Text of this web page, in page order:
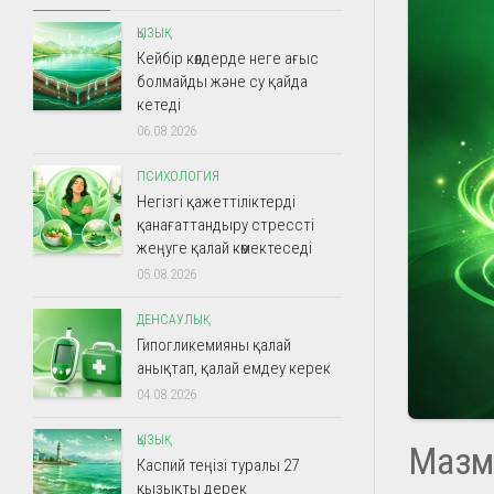
ҚЫЗЫҚ
Кейбір көлдерде неге ағыс
болмайды және су қайда
кетеді
06.08.2026
ПСИХОЛОГИЯ
Негізгі қажеттіліктерді
қанағаттандыру стрессті
жеңуге қалай көмектеседі
05.08.2026
ДЕНСАУЛЫҚ
Гипогликемияны қалай
анықтап, қалай емдеу керек
04.08.2026
ҚЫЗЫҚ
Каспий теңізі туралы 27
қызықты дерек